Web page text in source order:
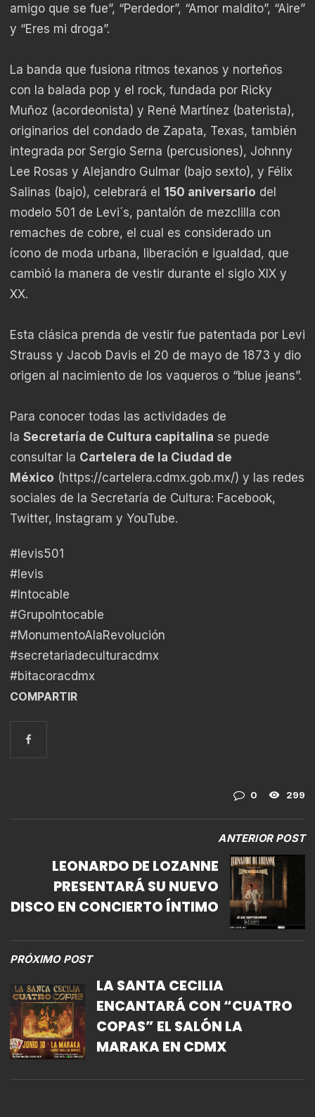
amigo que se fue”, “Perdedor”, “Amor maldito”, “Aire”
y “Eres mi droga”.
La banda que fusiona ritmos texanos y norteños
con la balada pop y el rock, fundada por Ricky
Muñoz (acordeonista) y René Martínez (baterista),
originarios del condado de Zapata, Texas, también
integrada por Sergio Serna (percusiones), Johnny
Lee Rosas y Alejandro Gulmar (bajo sexto), y Félix
Salinas (bajo), celebrará el 150 aniversario del
modelo 501 de Levi´s, pantalón de mezclilla con
remaches de cobre, el cual es considerado un
ícono de moda urbana, liberación e igualdad, que
cambió la manera de vestir durante el siglo XIX y
XX.
Esta clásica prenda de vestir fue patentada por Levi
Strauss y Jacob Davis el 20 de mayo de 1873 y dio
origen al nacimiento de los vaqueros o “blue jeans”.
Para conocer todas las actividades de
la Secretaría de Cultura capitalina se puede
consultar la Cartelera de la Ciudad de
México (https://cartelera.cdmx.gob.mx/) y las redes
sociales de la Secretaría de Cultura: Facebook,
Twitter, Instagram y YouTube.
#levis501
#levis
#Intocable
#GrupoIntocable
#MonumentoAlaRevolución
#secretariadeculturacdmx
#bitacoracdmx
COMPARTIR
0 299
ANTERIOR POST
LEONARDO DE LOZANNE
PRESENTARÁ SU NUEVO
DISCO EN CONCIERTO ÍNTIMO
PRÓXIMO POST
LA SANTA CECILIA
ENCANTARÁ CON “CUATRO
COPAS” EL SALÓN LA
MARAKA EN CDMX